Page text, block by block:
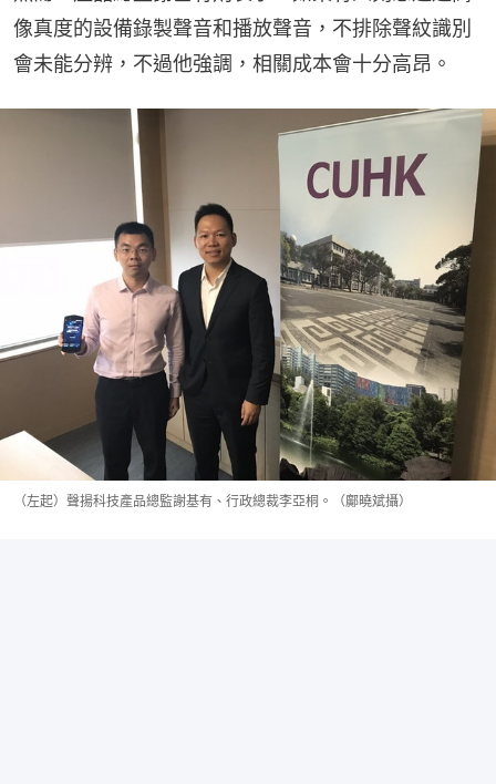
像真度的設備錄製聲音和播放聲音，不排除聲紋識別
會未能分辨，不過他強調，相關成本會十分高昂。
（左起）聲揚科技產品總監謝基有、行政總裁李亞桐。（鄺曉斌攝）